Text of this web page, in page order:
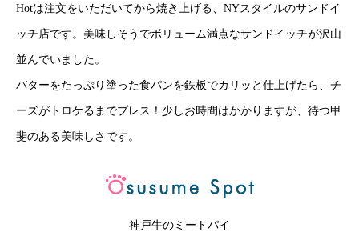
Hotは注文をいただいてから焼き上げる、NYスタイルのサンドイ
ッチ店です。美味しそうでボリューム満点なサンドイッチが沢山
並んでいました。
バターをたっぷり塗った食パンを鉄板でカリッと仕上げたら、チ
ーズがトロケるまでプレス！少しお時間はかかりますが、待つ甲
斐のある美味しさです。
神戸牛のミートパイ